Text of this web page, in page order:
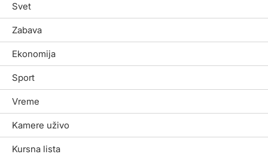
Svet
Zabava
Ekonomija
Sport
Vreme
Kamere uživo
Kursna lista